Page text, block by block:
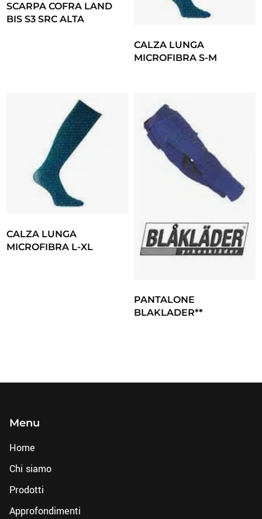
SCARPA COFRA LAND
BIS S3 SRC ALTA
CALZA LUNGA
MICROFIBRA S-M
CALZA LUNGA
MICROFIBRA L-XL
PANTALONE
BLAKLADER**
Menu
Home
Chi siamo
Prodotti
Approfondimenti